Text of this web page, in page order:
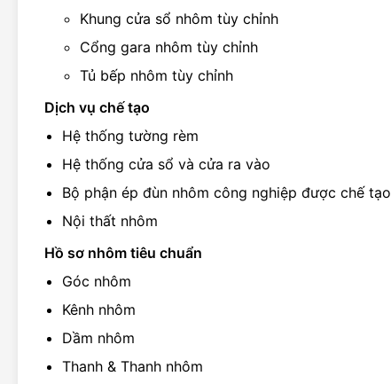
Khung cửa sổ nhôm tùy chỉnh
Cổng gara nhôm tùy chỉnh
Tủ bếp nhôm tùy chỉnh
Dịch vụ chế tạo
Hệ thống tường rèm
Hệ thống cửa sổ và cửa ra vào
Bộ phận ép đùn nhôm công nghiệp được chế tạo
Nội thất nhôm
Hồ sơ nhôm tiêu chuẩn
Góc nhôm
Kênh nhôm
Dầm nhôm
Thanh & Thanh nhôm